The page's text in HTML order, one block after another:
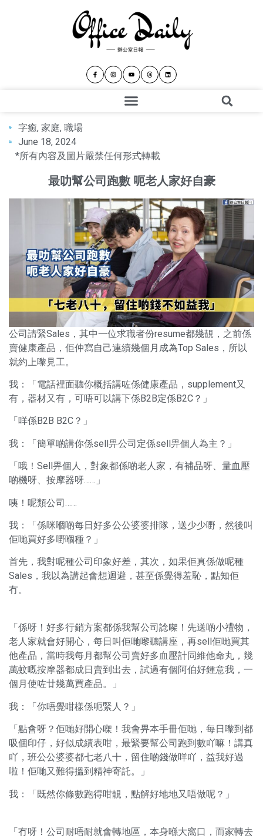
字癒, 家庭, 職場
June 18, 2024
*所有內容及圖片嚴禁任何形式轉載
最叻幫公司跑數 呃老人家好自豪
公司請緊Sales，其中一位求職者份resume都幾靚，之前係
賣健康產品，佢仲寫自己連續幾個月成為Top Sales，所以
就約上嚟見工。
我：「電話裡面聽你概括講咗係健康產品，supplement又
有，器材又有，可唔可以講下係B2B定係B2C？」
「咩係B2B B2C？」
我：「簡單啲講你係sell畀公司定係sell畀個人為主？」
「哦！Sell畀個人，對象都係啲老人家，有補品呀、量血壓
啲機呀、按摩器呀……」
咦！呢類公司……
我：「係咪嗰啲每日好多公公婆婆排隊，送少少嘢，然後叫
佢哋買好多嘢嗰種？」
首先，我對呢種公司印象好差，其次，如果佢真係做呢種
Sales，我以為講起會想迴避，甚至係覺得羞恥，點知佢
冇。
「係呀！好多行銷方案都係我幫公司諗㗎！先送啲小禮物，
老人家就會好開心，每日叫佢哋嚟聽講座，再sell佢哋買其
他產品，當時我每月都幫公司賣好多血壓計同維他命丸，幾
萬蚊嘅按摩器都成日賣到出去，試過有個阿伯好鍾意我，一
個月使咗廿幾萬買產品。」
我：「你唔覺咁樣係呃緊人？」
「點會呀？佢哋好開心㗎！我會畀本手冊佢哋，每日嚟到都
吸個印仔，好似成績表咁，最緊要幫公司跑到數吖嘛！講真
吖，班公公婆婆都七老八十，留住啲錢做咩吖，益我好過
啦！佢哋又難得搵到精神寄託。」
我：「既然你條數跑得咁靚，點解好地地又唔做呢？」
「冇呀！公司耐唔耐就會轉地區，本身喺大窩口，而家轉去